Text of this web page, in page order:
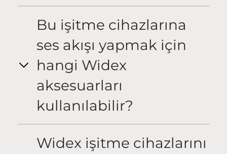
Bu işitme cihazlarına
ses akışı yapmak için
hangi Widex
aksesuarları
kullanılabilir?
Widex işitme cihazlarını